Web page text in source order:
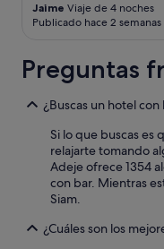
Jaime Viaje de 4 noches
Publicado hace 2 semanas
Preguntas
¿Buscas un hotel
Si lo que buscas es
relajarte tomando
Adeje ofrece 1354
con bar. Mientras
Siam.
¿Cuáles son los